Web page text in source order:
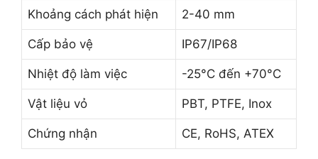
Khoảng cách phát hiện 2-40 mm
Cấp bảo vệ IP67/IP68
Nhiệt độ làm việc -25°C đến +70°C
Vật liệu vỏ PBT, PTFE, Inox
Chứng nhận CE, RoHS, ATEX